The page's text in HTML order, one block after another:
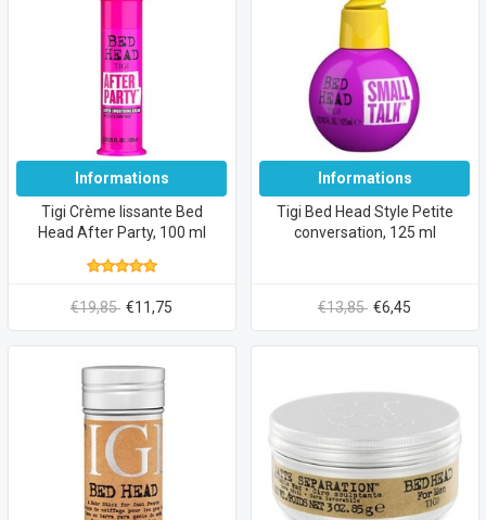
Informations
Tigi Crème lissante Bed
Head After Party, 100 ml
€19,85 €11,75
Informations
Tigi Bed Head Style Petite
conversation, 125 ml
€13,85 €6,45